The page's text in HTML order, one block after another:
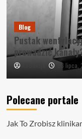
Blog
Pustak
prowadzić
23
Polecane portale
Jak To Zrobisz